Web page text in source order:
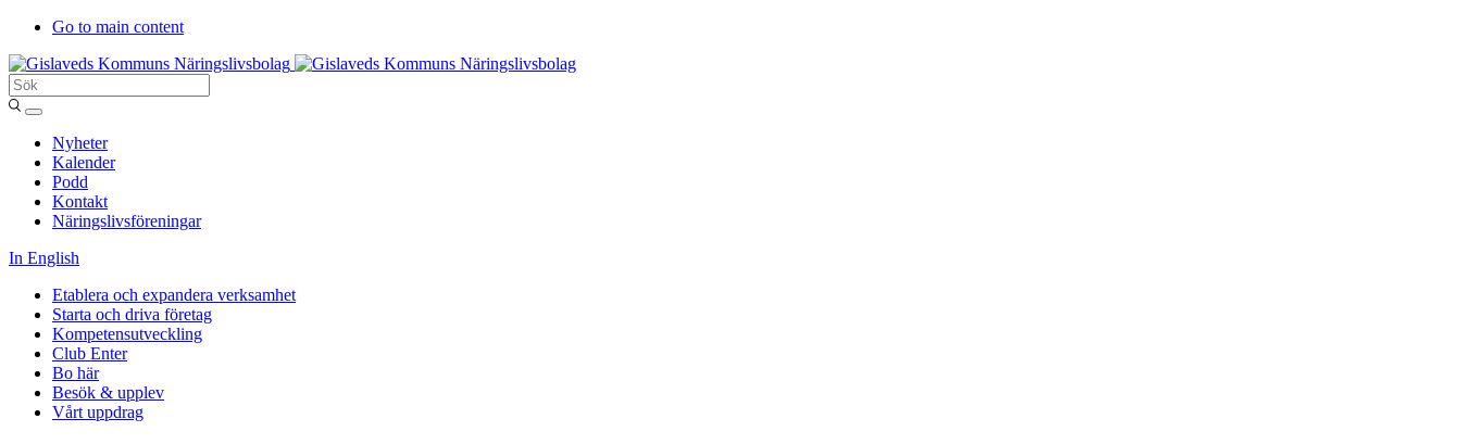
Go to main content
Sök
Entergislaved
Nyheter
Kalender
Podd
Kontakt
Näringslivsföreningar
In English
Etablera och expandera verksamhet
Starta och driva företag
Kompetensutveckling
Club Enter
Bo här
Besök & upplev
Vårt uppdrag